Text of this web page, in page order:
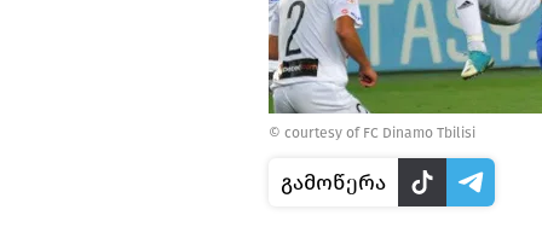
© courtesy of FC Dinamo Tbilisi
გამოწერა